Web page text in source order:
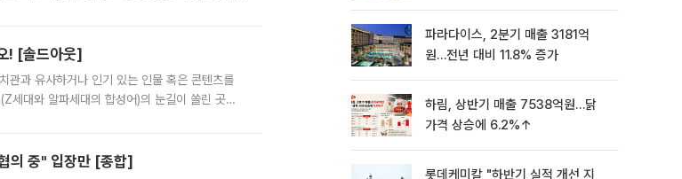
! [솔드아웃]
관과 유사하거나 인기 있는 인물 혹은 콘텐츠를
대와 알파세대의 합성어)의 눈길이 쏠린 곳은
의 중" 입장만 [종합]
파라다이스, 2분기 매출 3181억
원…전년 대비 11.8% 증가
하림, 상반기 매출 7538억원…닭
가격 상승에 6.2%↑
롯데케미칼 "하반기 실적 개선 지